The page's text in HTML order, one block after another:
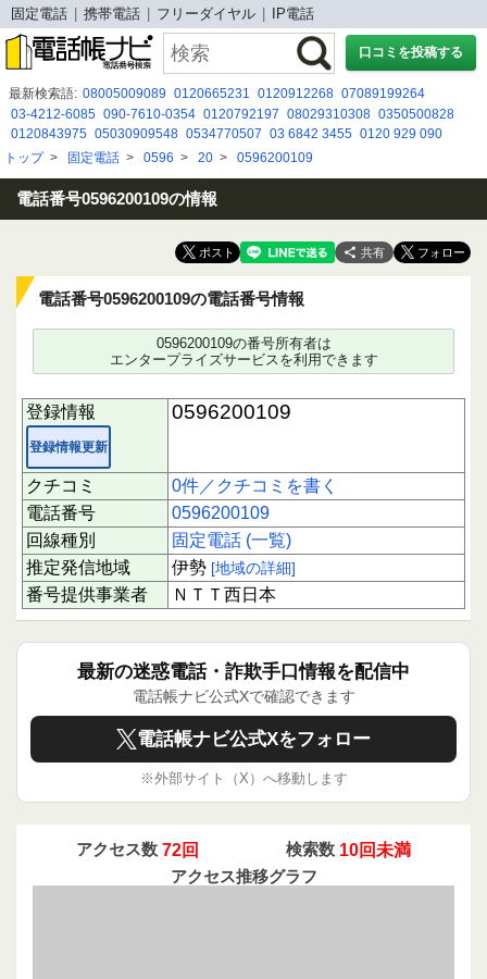
固定電話 携帯電話 フリーダイヤル IP電話
口コミを投稿する
最新検索語: 08005009089 0120665231 0120912268 07089199264
03-4212-6085 090-7610-0354 0120792197 08029310308 0350500828
0120843975 05030909548 0534770507 03 6842 3455 0120 929 090
08002226390
08080884852 0120 998 754 05031151551
070-5679-4201 03-6732-3769 0570200263 0120010888
０１２０９１２４５３ 0120911996
トップ> 固定電話 > 0596 > 20 > 0596200109
電話番号0596200109の情報
共有
電話番号0596200109の電話番号情報
0596200109の番号所有者は
エンタープライズサービスを利用できます
登録情報
登録情報更新
0596200109
クチコミ
0件／クチコミを書く
電話番号
0596200109
回線種別
固定電話 (一覧)
推定発信地域
伊勢 [地域の詳細]
番号提供事業者 ＮＴＴ西日本
最新の迷惑電話・詐欺手口情報を配信中
電話帳ナビ公式Xで確認できます
電話帳ナビ公式Xをフォロー
※外部サイト（X）へ移動します
アクセス数 72回 検索数 10回未満
アクセス推移グラフ